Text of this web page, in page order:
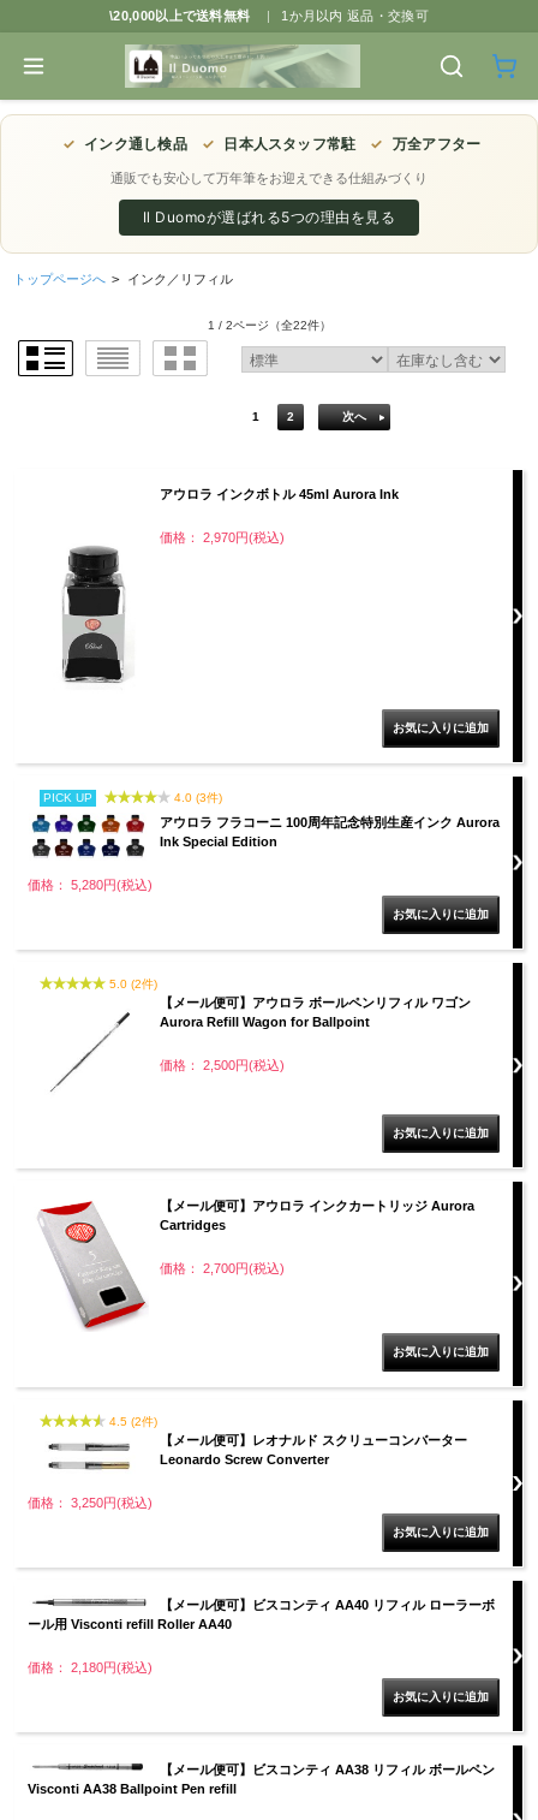
\20,000以上で送料無料 | 1か月以内 返品・交換可
✓ インク通し検品 ✓ 日本人スタッフ常駐 ✓ 万全アフター
通販でも安心して万年筆をお迎えできる仕組みづくり
Il Duomoが選ばれる5つの理由を見る
トップページへ > インク／リフィル
1 / 2ページ （全22件）
1 2 次へ
アウロラ インクボトル 45ml Aurora Ink
価格： 2,970円(税込)
PICK UP 4.0 (3件)
アウロラ フラコーニ 100周年記念特別生産インク Aurora
Ink Special Edition
価格： 5,280円(税込)
5.0 (2件)
【メール便可】アウロラ ボールペンリフィル ワゴン
Aurora Refill Wagon for Ballpoint
価格： 2,500円(税込)
【メール便可】アウロラ インクカートリッジ Aurora
Cartridges
価格： 2,700円(税込)
4.5 (2件)
【メール便可】レオナルド スクリューコンバーター
Leonardo Screw Converter
価格： 3,250円(税込)
【メール便可】ビスコンティ AA40 リフィル ローラーボ
ール用 Visconti refill Roller AA40
価格： 2,180円(税込)
【メール便可】ビスコンティ AA38 リフィル ボールペン
Visconti AA38 Ballpoint Pen refill